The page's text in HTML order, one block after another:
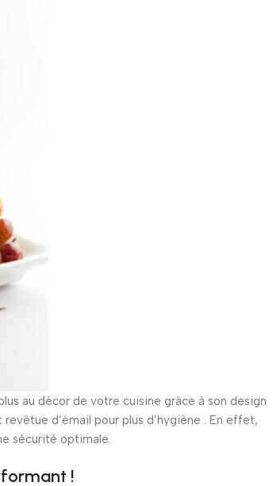
au décor de votre cuisine grâce à son design
d‎‎’‎‎émail pour plus d’hygiène .‎‎ En effet,
sécurité optimale.‎‎
!